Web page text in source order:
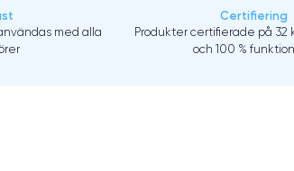
med alla
Certifiering
Produkter certifierade på 32
och 100 %